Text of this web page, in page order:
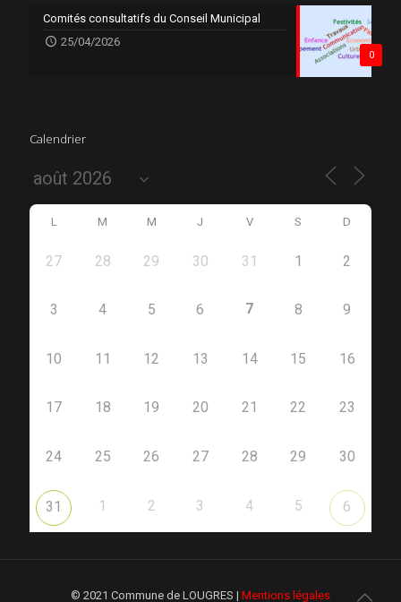
0
Comités consultatifs du Conseil Municipal
25/04/2026
Calendrier
L M M J V S D
27 28 29 30 31 1 2
3 4 5 6 7 8 9
10 11 12 13 14 15 16
17 18 19 20 21 22 23
24 25 26 27 28 29 30
31 1 2 3 4 5 6
© 2021 Commune de LOUGRES | Mentions légales